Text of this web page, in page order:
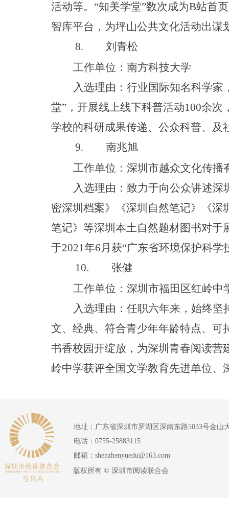
活动等。 “知美学堂”数次成为B站首
智库平台，为坪山公共文化活动出谋
8.
刘青松
工作单位：南方科技大学
入选理由：行业国际知名科学家
堂” ，开展线上线下科普活动100余次
学校的科研成果传递、公众科普、
9.
南兆旭
工作单位：深圳市越众文化传播
入选理由：致力于向公众讲述
密深圳档案》《深圳自然笔记》《
笔记》 等深圳本土自然题材图书对于
于2021年6月 获“广东省环境保护科学
10.
张健
工作单位：深圳市福田区红岭中
入选理由：任职六年来，始终
文、经典、符合青少年年龄特点、
书香校园开绽放，为深圳青春阅读
岭中学获评全国文学教育先进单位、
地址： 广东省深圳市罗湖区深南东路5033号金山
电话： 0755-25883115
邮箱： shenzhenyuedu@163.com
版权所有 © 深圳市阅读联合会